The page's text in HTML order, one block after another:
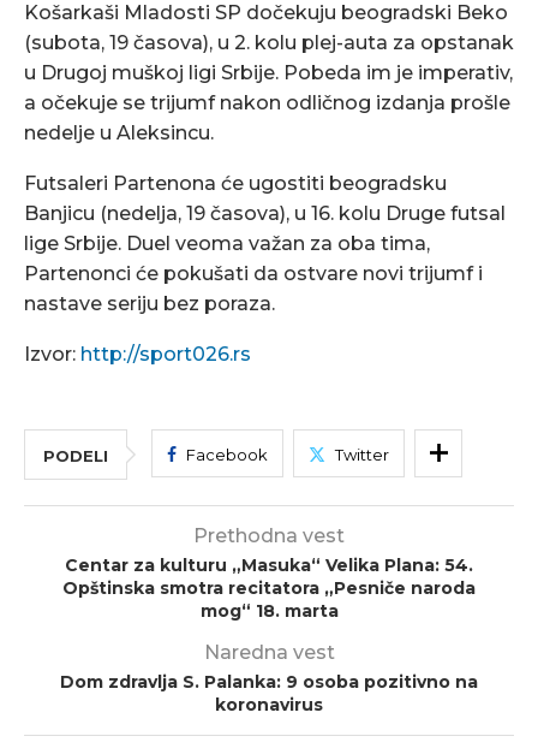
Košarkaši Mladosti SP dočekuju beogradski Beko
(subota, 19 časova), u 2. kolu plej-auta za opstanak
u Drugoj muškoj ligi Srbije. Pobeda im je imperativ,
a očekuje se trijumf nakon odličnog izdanja prošle
nedelje u Aleksincu.
Futsaleri Partenona će ugostiti beogradsku
Banjicu (nedelja, 19 časova), u 16. kolu Druge futsal
lige Srbije. Duel veoma važan za oba tima,
Partenonci će pokušati da ostvare novi trijumf i
nastave seriju bez poraza.
Izvor: http://sport026.rs
PODELI Facebook Twitter
Prethodna vest
Centar za kulturu „Masuka“ Velika Plana: 54.
Opštinska smotra recitatora „Pesniče naroda
mog“ 18. marta
Naredna vest
Dom zdravlja S. Palanka: 9 osoba pozitivno na
koronavirus